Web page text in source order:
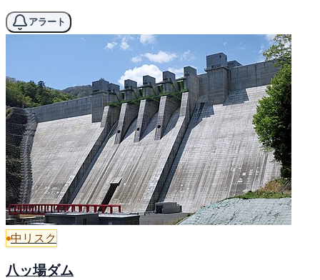
アラート
中リスク
八ッ場ダム